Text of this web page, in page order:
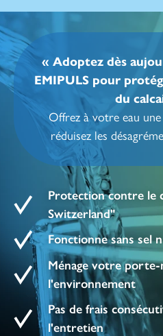
« Adoptez dès
EMIPULS pour
du
Offrez à votre eau
réduisez les
Protection contre le
Switzerland"
Fonctionne sans sel
Ménage votre porte-
l'environnement
Pas de frais
l'entretien